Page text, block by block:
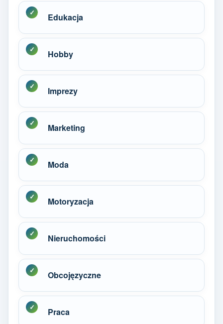
Edukacja
Hobby
Imprezy
Marketing
Moda
Motoryzacja
Nieruchomości
Obcojęzyczne
Praca